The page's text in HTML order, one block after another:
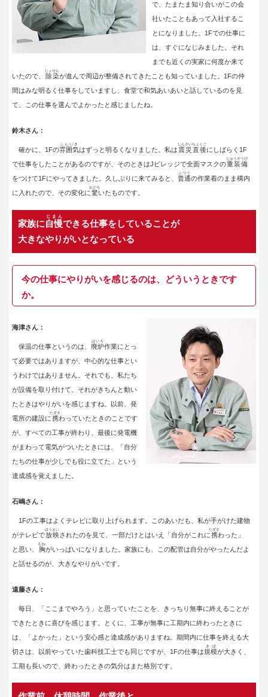
で、たまたま知り合いがこの会
社いたこともあって入社するこ
とになりました。1Fでの仕事に
は、すぐになじみました。それ
までも近くの実家に何度か来て
いたので、
除染
じょせん
が進んで周辺が整備されてきたことも知っていました。1Fの仲
間はみな明るく仕事をしていますし、食堂で和気あいあいと話しているのを見
て、この仕事を選んでよかったと感じましたね。
鈴木さん：
確かに、1Fの雰囲気
ふんいき
はずっと明るくなりました。私は 震災直後
しんさいちょくご
にしばらく1F
で仕事をしたことがあるのですが、そのときはJビレッジで全面マスクの重装備
じゅうそうび
をつけて1Fにやってきました。久しぶりに来てみると、 普通
ふつう
の作業着のまま構内
に入れたので、その変化に驚
おどろ
いたものです。
家族に自慢
じまん
できる仕事をしていることが
大きなやりがいとなっている
今の仕事にやりがいを感じるのは、どういうときです
か。
海津さん：
保温の仕事というのは、 廃炉
はいろ
作業にとっ
て必要ではありますが、中心的な仕事とい
うわけではありません。それでも、私たち
が設備を取り付けて、それがきちんと動い
たときはやりがいを感じますね。以前、発
電所の建設に携
たずさ
わっていたときのことです
が、すべての工事が終わり、最後に発電機
がまわって電気がついたときには、「自分
たちの仕事が少しでも役に立てた」という
達成感を覚えました。
石嶋さん：
1Fの工事はよくテレビに取り上げられます。このあいだも、私が手がけた建物
がテレビで放映
ほうえい
されたのを見て、一部だけとはいえ「自分がこれに携
たずさ
わった」
と思い、
胸
むね
がいっぱいになりました。家族にも、この配管は自分がやったんだよ
と話せるのが、大きなやりがいです。
遠藤さん：
毎日、「ここまでやろう」と思っていたことを、きっちり無事に終えることが
できたときに喜びを感じます。とくに、工事が無事に工期内に終わったときに
は、「よかった」という安心感と達成感がありますね。期間内に仕事を終える大
切さは、以前やっていた歯科技工士でも同じですが、1Fの仕事は規模
きぼ
が大きく、
工期も長いので、終わったときの気分はまた格別です。